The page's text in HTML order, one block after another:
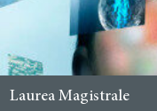
Laurea Magistrale